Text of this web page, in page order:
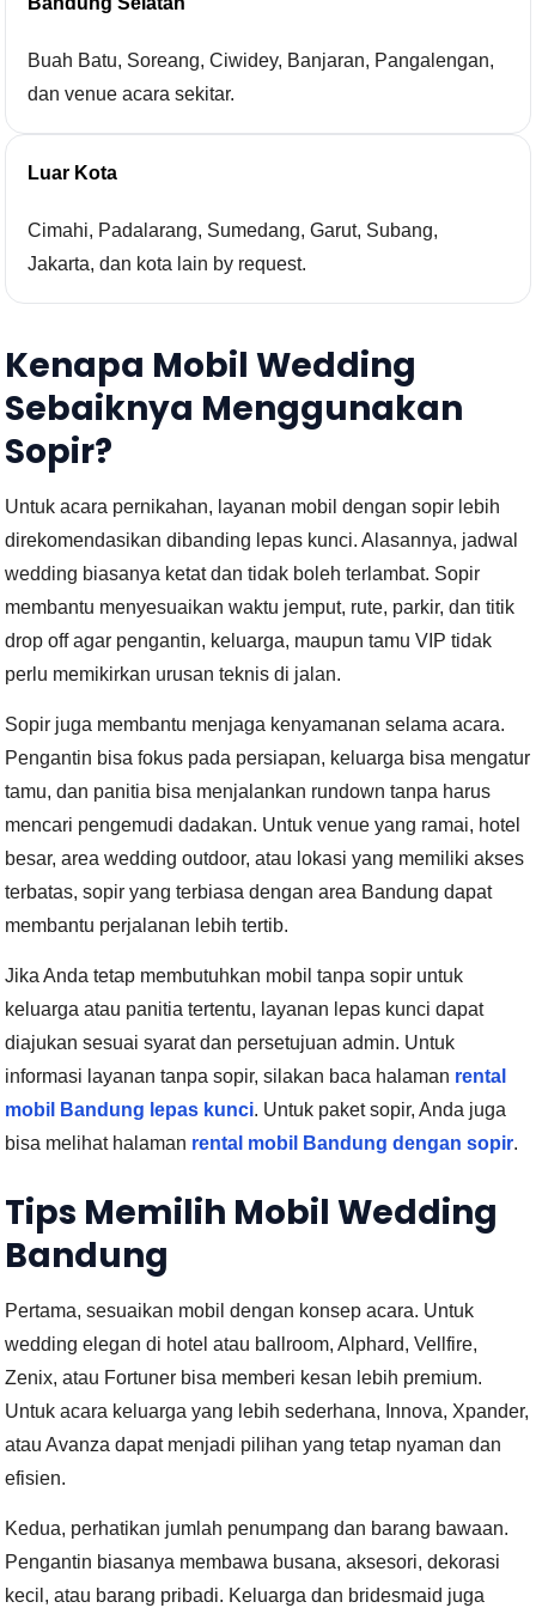
Buah Batu, Soreang, Ciwidey, Banjaran, Pangalengan,
dan venue acara sekitar.
Luar Kota
Cimahi, Padalarang, Sumedang, Garut, Subang,
Jakarta, dan kota lain by request.
Kenapa Mobil Wedding
Sebaiknya Menggunakan
Sopir?
Untuk acara pernikahan, layanan mobil dengan sopir lebih
direkomendasikan dibanding lepas kunci. Alasannya, jadwal
wedding biasanya ketat dan tidak boleh terlambat. Sopir
membantu menyesuaikan waktu jemput, rute, parkir, dan titik
drop off agar pengantin, keluarga, maupun tamu VIP tidak
perlu memikirkan urusan teknis di jalan.
Sopir juga membantu menjaga kenyamanan selama acara.
Pengantin bisa fokus pada persiapan, keluarga bisa mengatur
tamu, dan panitia bisa menjalankan rundown tanpa harus
mencari pengemudi dadakan. Untuk venue yang ramai, hotel
besar, area wedding outdoor, atau lokasi yang memiliki akses
terbatas, sopir yang terbiasa dengan area Bandung dapat
membantu perjalanan lebih tertib.
Jika Anda tetap membutuhkan mobil tanpa sopir untuk
keluarga atau panitia tertentu, layanan lepas kunci dapat
diajukan sesuai syarat dan persetujuan admin. Untuk
informasi layanan tanpa sopir, silakan baca halaman rental
mobil Bandung lepas kunci. Untuk paket sopir, Anda juga
bisa melihat halaman rental mobil Bandung dengan sopir.
Tips Memilih Mobil Wedding
Bandung
Pertama, sesuaikan mobil dengan konsep acara. Untuk
wedding elegan di hotel atau ballroom, Alphard, Vellfire,
Zenix, atau Fortuner bisa memberi kesan lebih premium.
Untuk acara keluarga yang lebih sederhana, Innova, Xpander,
atau Avanza dapat menjadi pilihan yang tetap nyaman dan
efisien.
Kedua, perhatikan jumlah penumpang dan barang bawaan.
Pengantin biasanya membawa busana, aksesori, dekorasi
kecil, atau barang pribadi. Keluarga dan bridesmaid juga